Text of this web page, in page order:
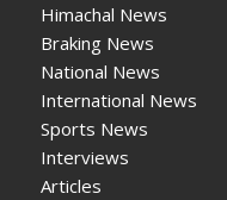
Himachal News
Braking News
National News
International News
Sports News
Interviews
Articles